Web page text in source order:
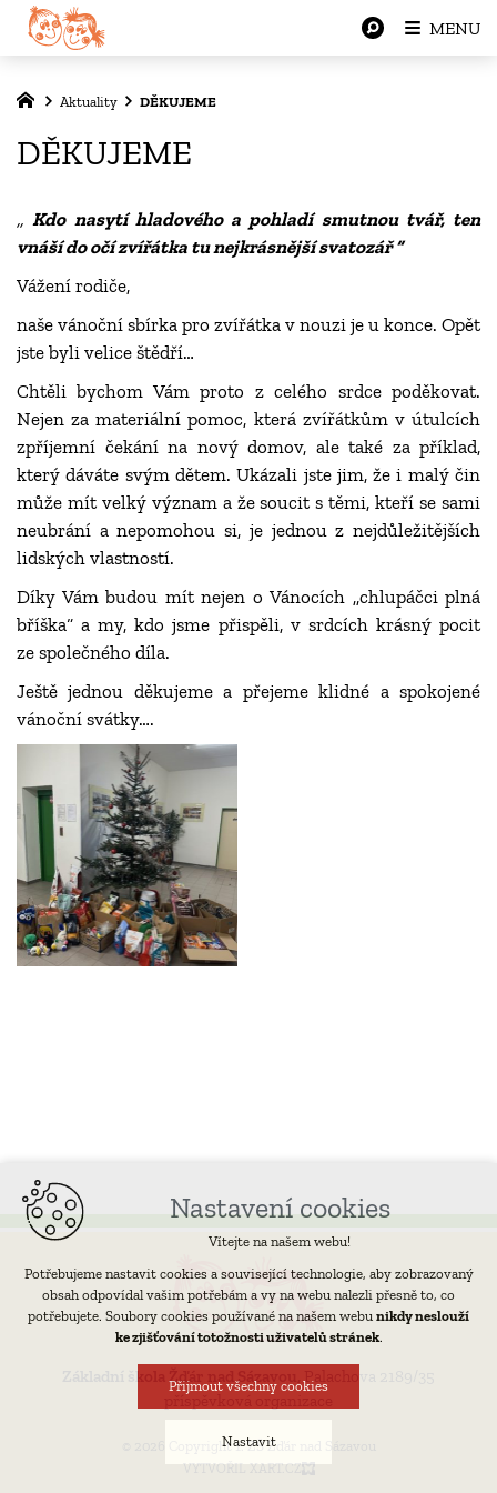
Aktuality DĚKUJEME
DĚKUJEME
,,Kdo nasytí hladového a pohladí smutnou tvář, ten
vnáší do očí zvířátka tu nejkrásnější svatozář “
Vážení rodiče,
naše vánoční sbírka pro zvířátka v nouzi je u konce. Opět
jste byli velice štědří…
Chtěli bychom Vám proto z celého srdce poděkovat.
Nejen za materiální pomoc, která zvířátkům v útulcích
zpříjemní čekání na nový domov, ale také za příklad,
který dáváte svým dětem. Ukázali jste jim, že i malý čin
může mít velký význam a že soucit s těmi, kteří se sami
neubrání a nepomohou si, je jednou z nejdůležitějších
lidských vlastností.
Díky Vám budou mít nejen o Vánocích ,,chlupáčci plná
bříška“ a my, kdo jsme přispěli, v srdcích krásný pocit
ze společného díla.
Ještě jednou děkujeme a přejeme klidné a spokojené
vánoční svátky….
Základní škola Žďár nad Sázavou,
Palachova 2189/35
příspěvková organizace
© 2026 Copyright 1. ZŠ Žďár nad Sázavou
VYTVOŘIL XART.CZ
MENU
Nastavení cookies
Vítejte na našem webu!
Potřebujeme nastavit cookies a související technologie, aby zobrazovaný
obsah odpovídal vašim potřebám a vy na webu nalezli přesně to, co
potřebujete. Soubory cookies používané na našem webu nikdy neslouží
ke zjišťování totožnosti uživatelů stránek.
Přijmout všechny cookies
Nastavit